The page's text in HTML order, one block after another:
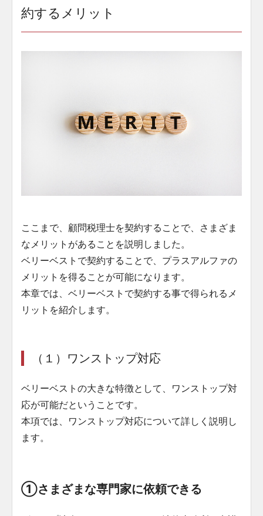
約するメリット
ここまで、顧問税理士を契約することで、さまざま
なメリットがあることを説明しました。
ベリーベストで契約することで、プラスアルファの
メリットを得ることが可能になります。
本章では、ベリーベストで契約する事で得られるメ
リットを紹介します。
（１）ワンストップ対応
ベリーベストの大きな特徴として、ワンストップ対
応が可能だということです。
本項では、ワンストップ対応について詳しく説明し
ます。
①さまざまな専門家に依頼できる